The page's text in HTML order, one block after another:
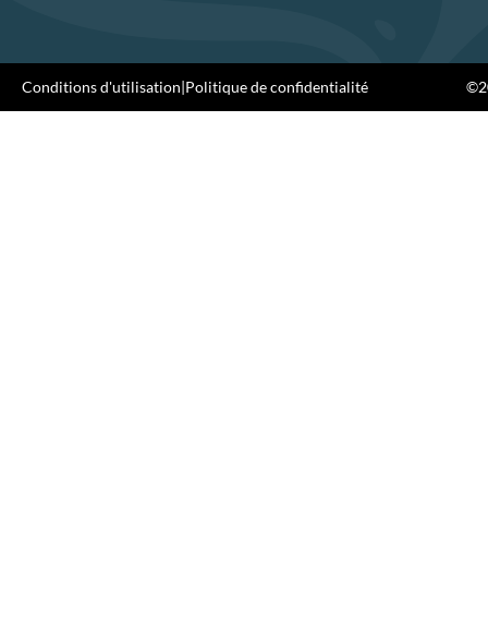
Conditions d'utilisation Politique de confidentialité